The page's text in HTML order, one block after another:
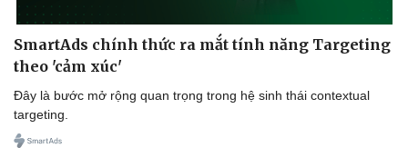
SmartAds chính thức ra mắt tính năng Targeting
theo 'cảm xúc'
Đây là bước mở rộng quan trọng trong hệ sinh thái contextual
targeting.